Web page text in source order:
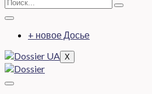
+ новое Досье
X